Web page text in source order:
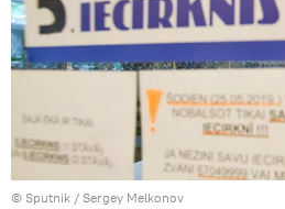
© Sputnik / Sergey Melkonov